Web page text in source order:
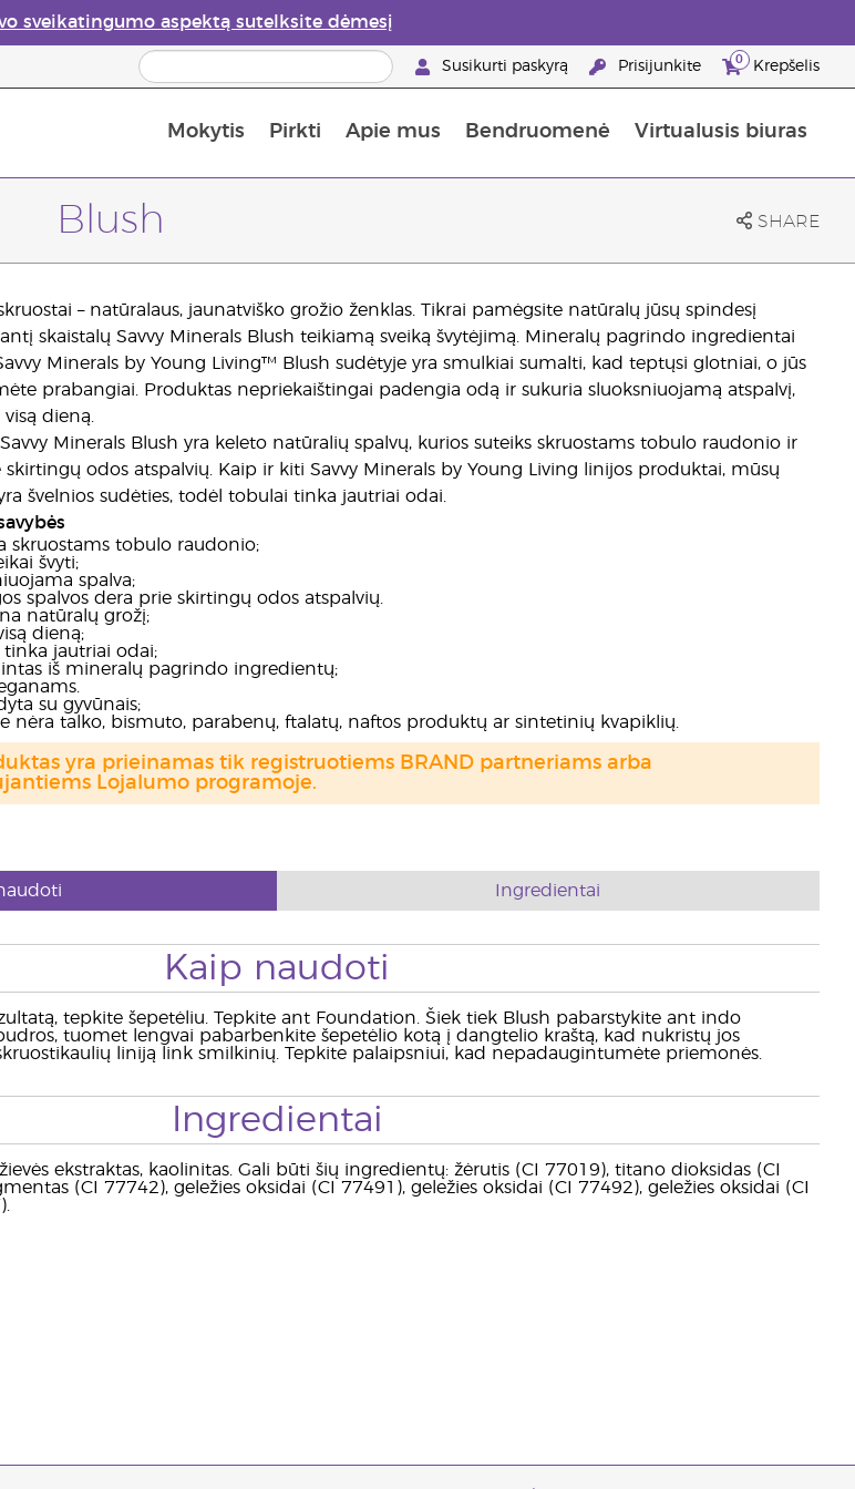
sveikatingumo aspektą sutelksite dėmesį
Susikurti paskyrą Prisijunkite 0 Krepšelis
Mokytis Pirkti Apie mus Bendruomenė Virtualusis biuras
Blush SHARE
– natūralaus, jaunatviško grožio ženklas. Tikrai pamėgsite natūralų jūsų spindesį
skaistalų Savvy Minerals Blush teikiamą sveiką švytėjimą. Mineralų pagrindo ingredientai
Minerals by Young Living™ Blush sudėtyje yra smulkiai sumalti, kad teptųsi glotniai, o jūs
prabangiai. Produktas nepriekaištingai padengia odą ir sukuria sluoksniuojamą atspalvį,
dieną.
Minerals Blush yra keleto natūralių spalvų, kurios suteiks skruostams tobulo raudonio ir
skirtingų odos atspalvių. Kaip ir kiti Savvy Minerals by Young Living linijos produktai, mūsų
švelnios sudėties, todėl tobulai tinka jautriai odai.
skruostams tobulo raudonio;
švyti;
spalva;
spalvos dera prie skirtingų odos atspalvių.
natūralų grožį;
dieną;
jautriai odai;
iš mineralų pagrindo ingredientų;
su gyvūnais;
nėra talko, bismuto, parabenų, ftalatų, naftos produktų ar sintetinių kvapiklių.
yra prieinamas tik registruotiems BRAND partneriams arba
Lojalumo programoje.
Ingredientai
Kaip naudoti
tepkite šepetėliu. Tepkite ant Foundation. Šiek tiek Blush pabarstykite ant indo
tuomet lengvai pabarbenkite šepetėlio kotą į dangtelio kraštą, kad nukristų jos
liniją link smilkinių. Tepkite palaipsniui, kad nepadaugintumėte priemonės.
Ingredientai
ekstraktas, kaolinitas. Gali būti šių ingredientų: žėrutis (CI 77019), titano dioksidas (CI
(CI 77742), geležies oksidai (CI 77491), geležies oksidai (CI 77492), geležies oksidai (CI